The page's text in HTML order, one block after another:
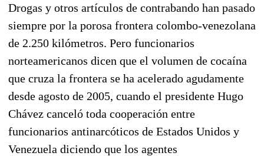
Drogas y otros artículos de contrabando han pasado
siempre por la porosa frontera colombo-venezolana
de 2.250 kilómetros. Pero funcionarios
norteamericanos dicen que el volumen de cocaína
que cruza la frontera se ha acelerado agudamente
desde agosto de 2005, cuando el presidente Hugo
Chávez canceló toda cooperación entre
funcionarios antinarcóticos de Estados Unidos y
Venezuela diciendo que los agentes